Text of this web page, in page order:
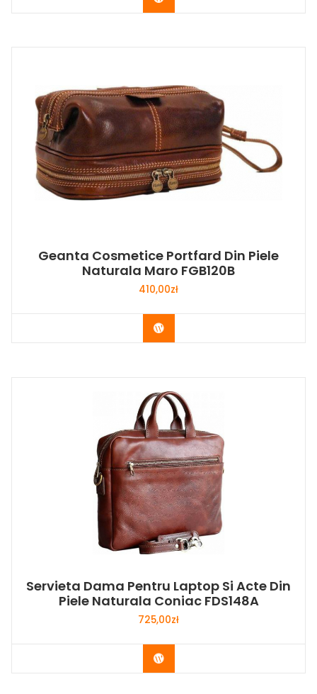
Geanta Cosmetice Portfard Din Piele
Naturala Maro FGB120B
410,00zł
Buy Now
Servieta Dama Pentru Laptop Si Acte Din
Piele Naturala Coniac FDS148A
725,00zł
Buy Now